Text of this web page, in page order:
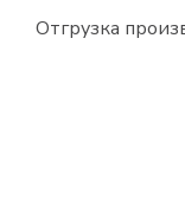
Отгрузка